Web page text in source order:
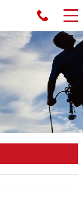
生
：
13
55
61
89
09
1